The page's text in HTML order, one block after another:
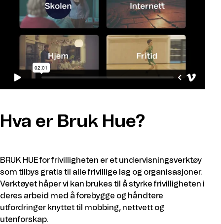
Hva er Bruk Hue?
BRUK HUE for frivilligheten er et undervisningsverktøy
som tilbys gratis til alle frivillige lag og organisasjoner.
Verktøyet håper vi kan brukes til å styrke frivilligheten i
deres arbeid med å forebygge og håndtere
utfordringer knyttet til mobbing, nettvett og
utenforskap.